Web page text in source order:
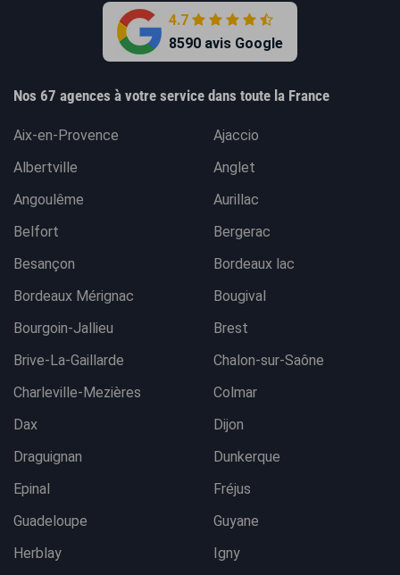
4.7
8590 avis Google
Nos 67 agences à votre service dans toute la France
Aix-en-Provence
Ajaccio
Albertville
Anglet
Angoulême
Aurillac
Belfort
Bergerac
Besançon
Bordeaux lac
Bordeaux Mérignac
Bougival
Bourgoin-Jallieu
Brest
Brive-La-Gaillarde
Chalon-sur-Saône
Charleville-Mezières
Colmar
Dax
Dijon
Draguignan
Dunkerque
Epinal
Fréjus
Guadeloupe
Guyane
Herblay
Igny